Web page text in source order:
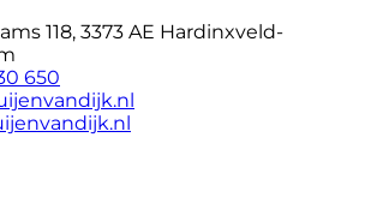
118, 3373 AE Hardinxveld-
650